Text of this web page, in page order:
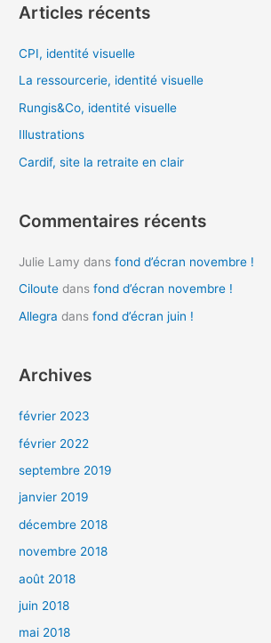
h
h
e
r
:
Articles récents
CPI, identité visuelle
La ressourcerie, identité visuelle
Rungis&Co, identité visuelle
Illustrations
Cardif, site la retraite en clair
Commentaires récents
Julie Lamy dansfond d’écran novembre !
Ciloute dansfond d’écran novembre !
Allegra dansfond d’écran juin !
Archives
février 2023
février 2022
septembre 2019
janvier 2019
décembre 2018
novembre 2018
août 2018
juin 2018
mai 2018